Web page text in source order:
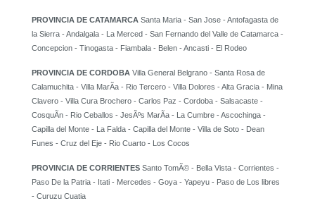
PROVINCIA DE CATAMARCA Santa Maria - San Jose - Antofagasta de
la Sierra - Andalgala - La Merced - San Fernando del Valle de Catamarca -
Concepcion - Tinogasta - Fiambala - Belen - Ancasti - El Rodeo
PROVINCIA DE CORDOBA Villa General Belgrano - Santa Rosa de
Calamuchita - Villa MarÃ­a - Rio Tercero - Villa Dolores - Alta Gracia - Mina
Clavero - Villa Cura Brochero - Carlos Paz - Cordoba - Salsacaste -
CosquÃ­n - Rio Ceballos - JesÃºs MarÃ­a - La Cumbre - Ascochinga -
Capilla del Monte - La Falda - Capilla del Monte - Villa de Soto - Dean
Funes - Cruz del Eje - Rio Cuarto - Los Cocos
PROVINCIA DE CORRIENTES Santo TomÃ© - Bella Vista - Corrientes -
Paso De la Patria - Itati - Mercedes - Goya - Yapeyu - Paso de Los libres
- Curuzu Cuatia